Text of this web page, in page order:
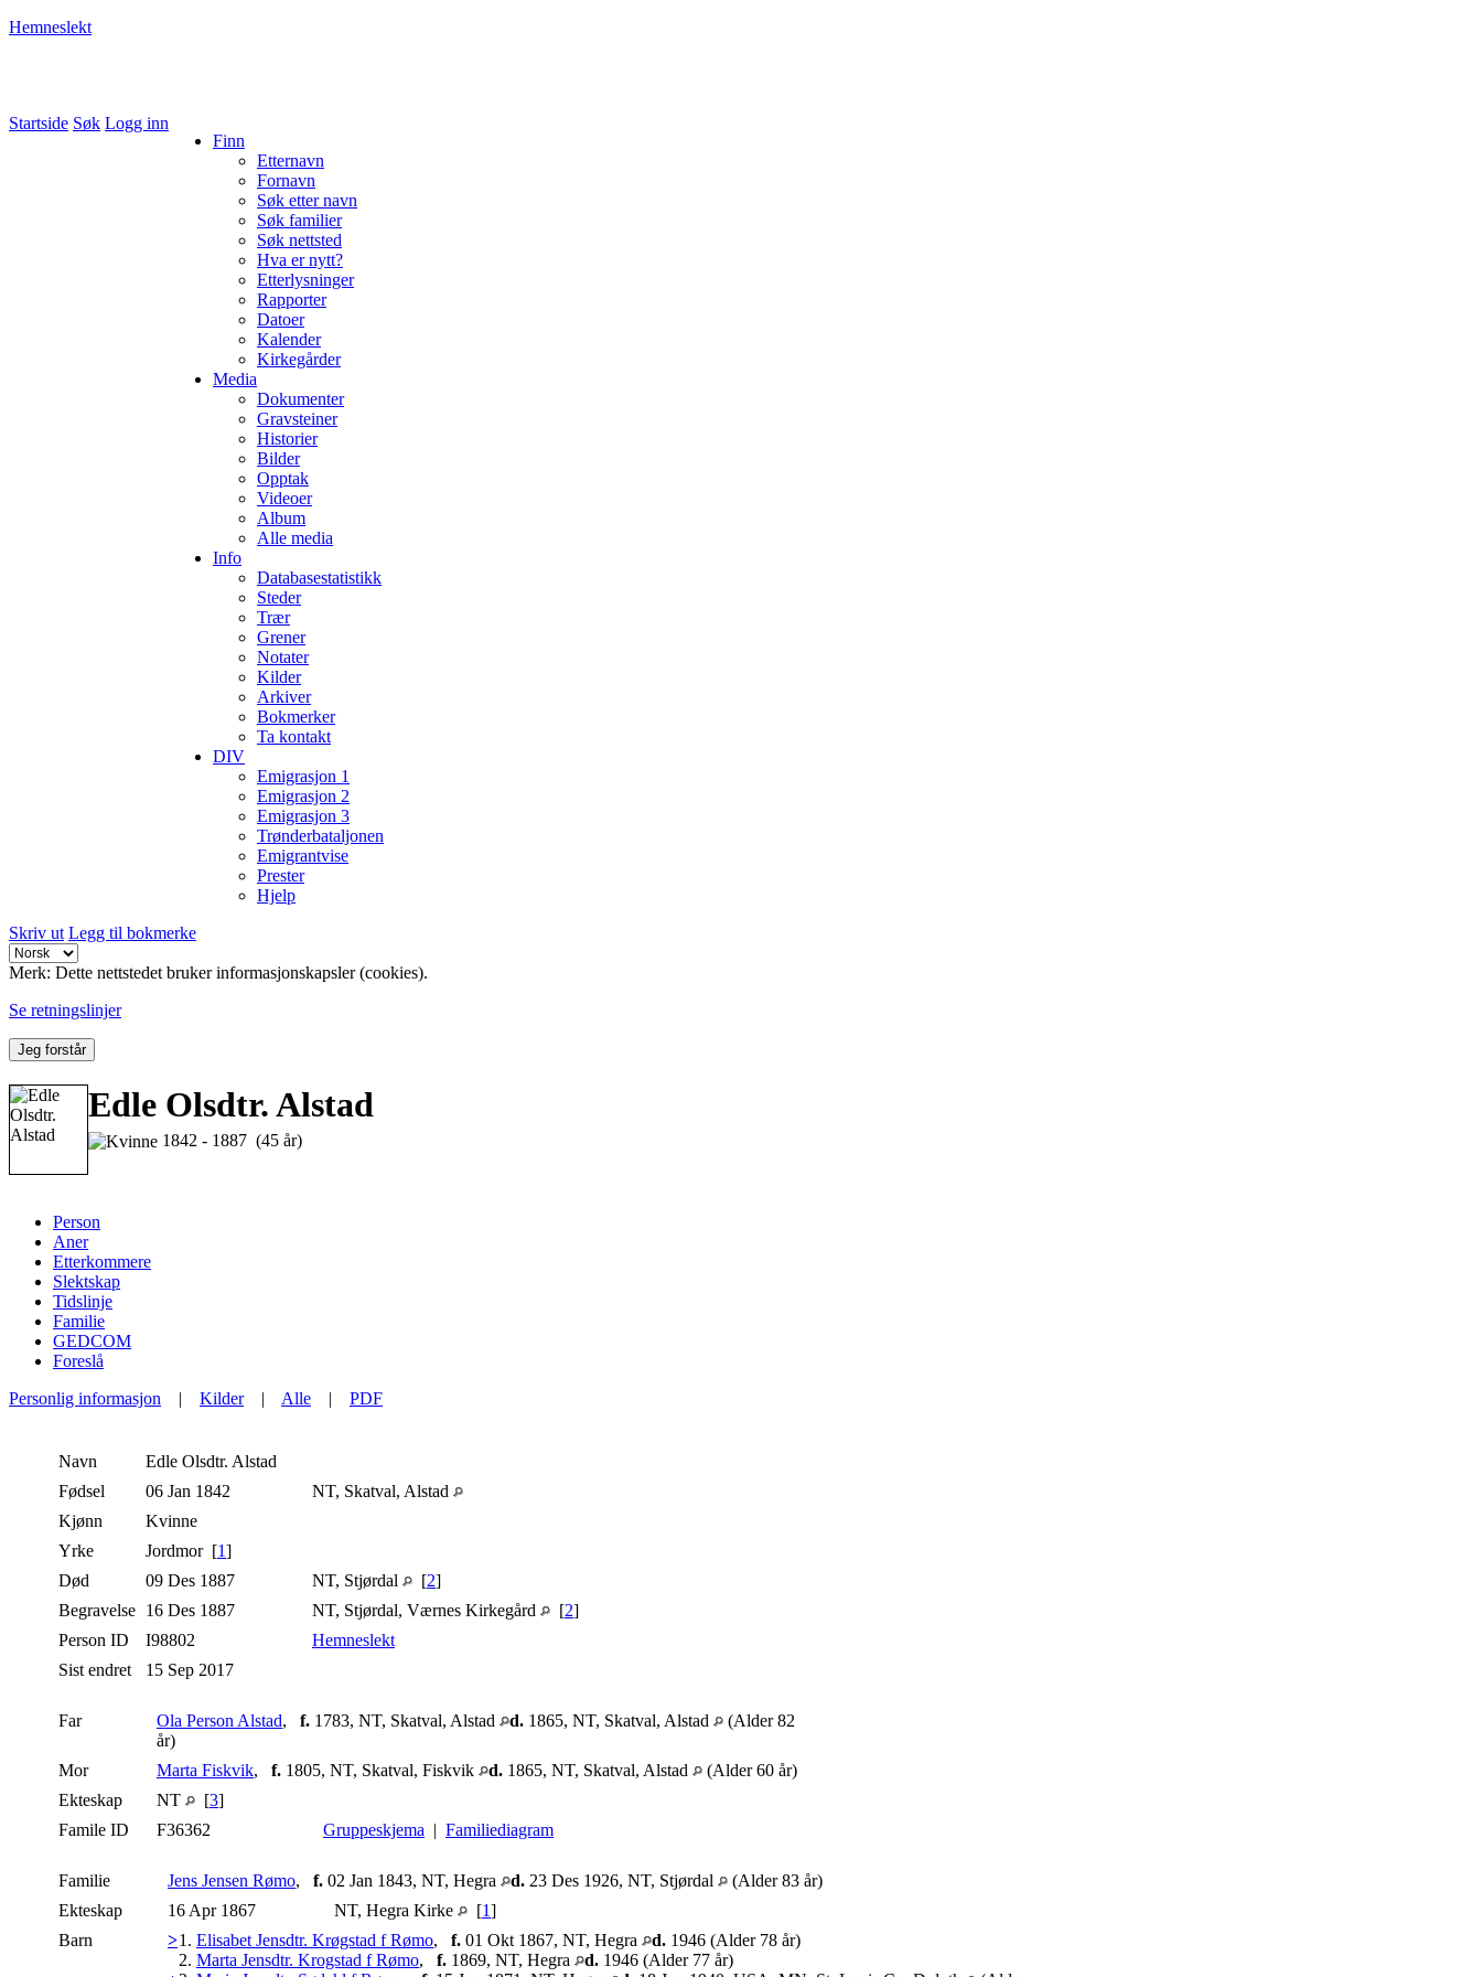
Hemneslekt
Startside Søk Logg inn
Finn
Etternavn
Fornavn
Søk etter navn
Søk familier
Søk nettsted
Hva er nytt?
Etterlysninger
Rapporter
Datoer
Kalender
Kirkegårder
Media
Dokumenter
Gravsteiner
Historier
Bilder
Opptak
Videoer
Album
Alle media
Info
Databasestatistikk
Steder
Trær
Grener
Notater
Kilder
Arkiver
Bokmerker
Ta kontakt
DIV
Emigrasjon 1
Emigrasjon 2
Emigrasjon 3
Trønderbataljonen
Emigrantvise
Prester
Hjelp
Skriv ut Legg til bokmerke
Merk: Dette nettstedet bruker informasjonskapsler (cookies).
Se retningslinjer
Jeg forstår
Edle Olsdtr. Alstad
1842 - 1887 (45 år)
Person
Aner
Etterkommere
Slektskap
Tidslinje
Familie
GEDCOM
Foreslå
Personlig informasjon | Kilder| Alle | PDF
Navn Edle Olsdtr. Alstad
Fødsel
06 Jan 1842
NT, Skatval, Alstad
Kjønn
Kvinne
Yrke
Jordmor [1]
Død
09 Des 1887 NT, Stjørdal [2]
Begravelse 16 Des 1887 NT, Stjørdal, Værnes Kirkegård [2]
Person ID
I98802
Hemneslekt
Sist endret
15 Sep 2017
Far Ola Person Alstad, f. 1783, NT, Skatval, Alstad d. 1865, NT, Skatval, Alstad
(Alder 82
år)
Mor
Marta Fiskvik, f. 1805, NT, Skatval, Fiskvik d. 1865, NT, Skatval, Alstad
(Alder 60 år)
Ekteskap
NT [3]
Famile ID
F36362 Gruppeskjema | Familiediagram
Familie Jens Jensen Rømo, f. 02 Jan 1843, NT, Hegra d. 23 Des 1926, NT, Stjørdal
(Alder 83 år)
Ekteskap
16 Apr 1867 NT, Hegra Kirke [1]
Barn
>1. Elisabet Jensdtr. Krøgstad f Rømo, f. 01 Okt 1867, NT, Hegra d. 1946 (Alder 78 år)
2. Marta Jensdtr. Krogstad f Rømo, f. 1869, NT, Hegra d. 1946 (Alder 77 år)